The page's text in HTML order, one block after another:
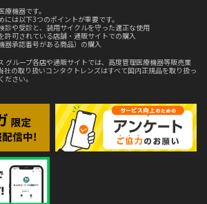
機器です。
は以下3つのポイントが重要です。
や受診と、装用サイクルを守った適正な使用
可されている店舗・通販サイトでの購入
承認番号がある商品）の購入
グループ各店や通販サイトでは、高度管理医療機器等販売業
社の取り扱いコンタクトレンズはすべて国内正規品を取り扱っ
さい。